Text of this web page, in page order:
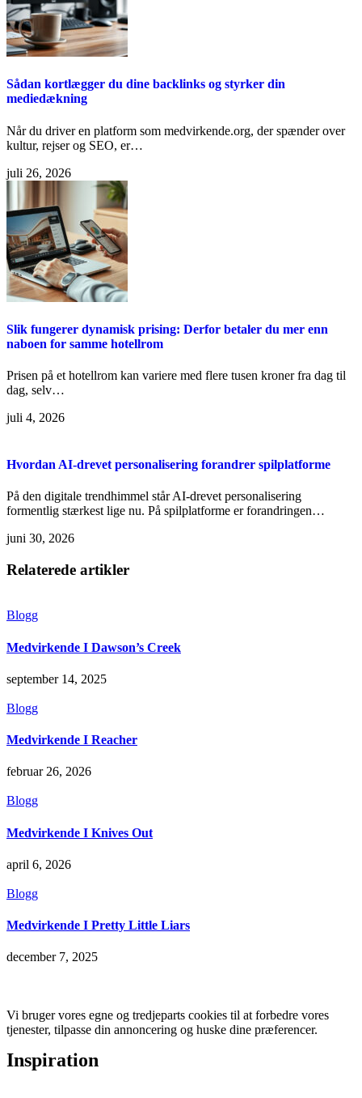
Sådan kortlægger du dine backlinks og styrker din
mediedækning
Når du driver en platform som medvirkende.org, der spænder over
kultur, rejser og SEO, er…
juli 26, 2026
Slik fungerer dynamisk prising: Derfor betaler du mer enn
naboen for samme hotellrom
Prisen på et hotellrom kan variere med flere tusen kroner fra dag til
dag, selv…
juli 4, 2026
Hvordan AI-drevet personalisering forandrer spilplatforme
På den digitale trendhimmel står AI-drevet personalisering
formentlig stærkest lige nu. På spilplatforme er forandringen…
juni 30, 2026
Relaterede artikler
Blogg
Medvirkende I Dawson’s Creek
september 14, 2025
Blogg
Medvirkende I Reacher
februar 26, 2026
Blogg
Medvirkende I Knives Out
april 6, 2026
Blogg
Medvirkende I Pretty Little Liars
december 7, 2025
Vi bruger vores egne og tredjeparts cookies til at forbedre vores
tjenester, tilpasse din annoncering og huske dine præferencer.
Inspiration